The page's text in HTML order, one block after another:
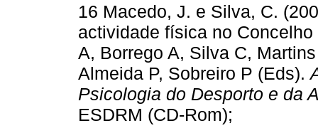
16 Macedo, J. e Silva, C.
actividade física no
A, Borrego A, Silva C,
Almeida P, Sobreiro P (Eds).
Psicologia do Desporto e da
ESDRM (CD-Rom);